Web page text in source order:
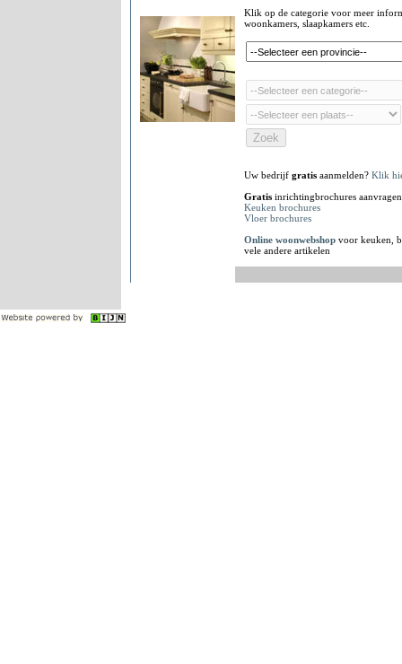
Klik op de categorie voor meer
woonkamers, slaapkamers etc.
Uw bedrijf gratis aanmelden? Klik
Gratis inrichtingbrochures
Keuken brochures
Vloer brochures
Online woonwebshop voor keuken,
vele andere artikelen